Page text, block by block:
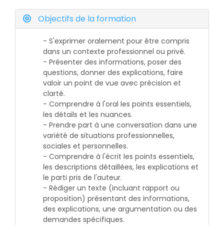
Objectifs de la formation
- S'exprimer oralement pour être compris
dans un contexte professionnel ou privé.
- Présenter des informations, poser des
questions, donner des explications, faire
valoir un point de vue avec précision et
clarté.
- Comprendre à l'oral les points essentiels,
les détails et les nuances.
- Prendre part à une conversation dans une
variété de situations professionnelles,
sociales et personnelles.
- Comprendre à l'écrit les points essentiels,
les descriptions détaillées, les explications et
le parti pris de l'auteur.
- Rédiger un texte (incluant rapport ou
proposition) présentant des informations,
des explications, une argumentation ou des
demandes spécifiques.